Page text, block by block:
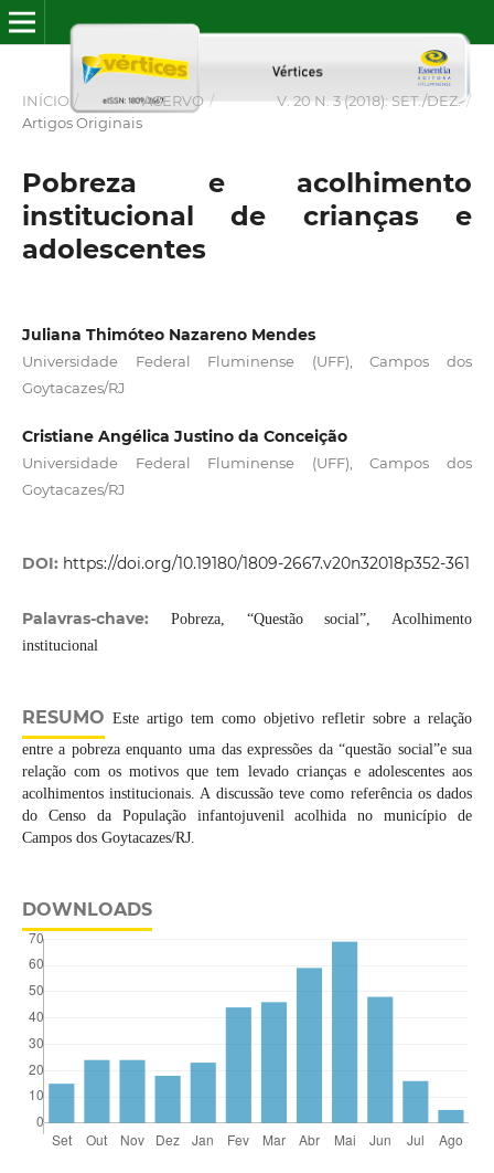
INÍCIO / ACERVO / V. 20 N. 3 (2018): SET./DEZ. /
Artigos Originais
Pobreza e acolhimento
institucional de crianças e
adolescentes
Juliana Thimóteo Nazareno Mendes
Universidade Federal Fluminense (UFF), Campos dos
Goytacazes/RJ
Cristiane Angélica Justino da Conceição
Universidade Federal Fluminense (UFF), Campos dos
Goytacazes/RJ
DOI: https://doi.org/10.19180/1809-2667.v20n32018p352-361
Palavras-chave:
Pobreza, “Questão social”, Acolhimento
institucional
RESUMO Este artigo tem como objetivo refletir sobre a relação
entre a pobreza enquanto uma das expressões da “questão social”e sua
relação com os motivos que tem levado crianças e adolescentes aos
acolhimentos institucionais. A discussão teve como referência os dados
do Censo da População infantojuvenil acolhida no município de
Campos dos Goytacazes/RJ.
DOWNLOADS